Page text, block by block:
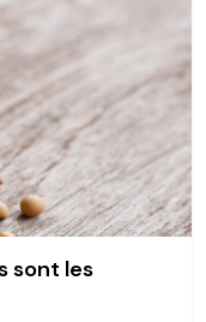
sont les